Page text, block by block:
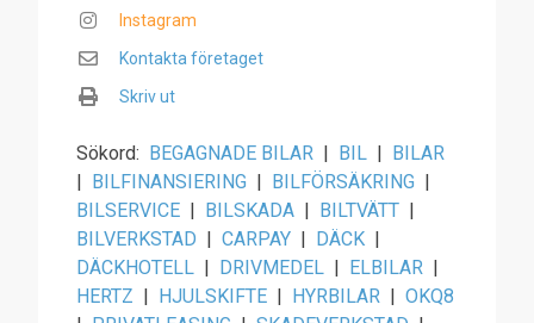
Instagram
Kontakta företaget
Skriv ut
Sökord: BEGAGNADE BILAR | BIL | BILAR
| BILFINANSIERING | BILFÖRSÄKRING |
BILSERVICE | BILSKADA | BILTVÄTT |
BILVERKSTAD | CARPAY | DÄCK |
DÄCKHOTELL | DRIVMEDEL | ELBILAR |
HERTZ | HJULSKIFTE | HYRBILAR | OKQ8